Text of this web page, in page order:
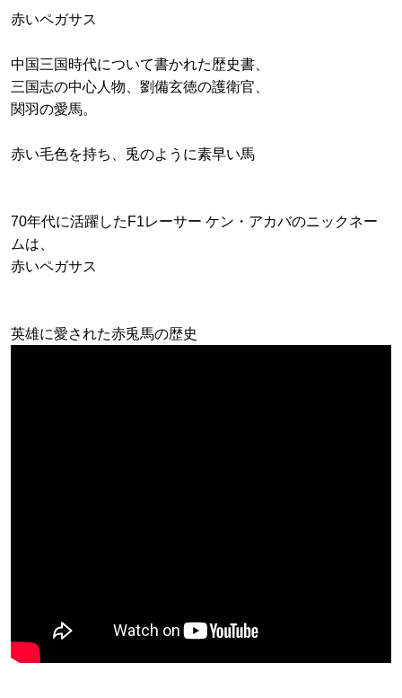
赤いペガサス
中国三国時代について書かれた歴史書、
三国志の中心人物、劉備玄徳の護衛官、
関羽の愛馬。
赤い毛色を持ち、兎のように素早い馬
70年代に活躍したF1レーサー ケン・アカバのニックネー
ムは、
赤いペガサス
英雄に愛された赤兎馬の歴史